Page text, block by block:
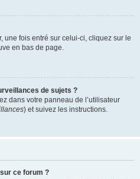
une fois entré sur celui-ci, cliquez sur le
en bas de page.
de sujets ?
dans votre panneau de l’utilisateur
) et suivez les instructions.
ce forum ?